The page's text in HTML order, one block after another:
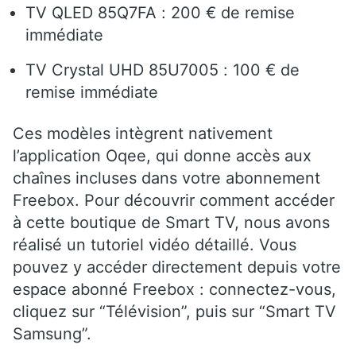
TV QLED 85Q7FA : 200 € de remise
immédiate
TV Crystal UHD 85U7005 : 100 € de
remise immédiate
Ces modèles intègrent nativement
l’application Oqee, qui donne accès aux
chaînes incluses dans votre abonnement
Freebox. Pour découvrir comment accéder
à cette boutique de Smart TV, nous avons
réalisé un tutoriel vidéo détaillé. Vous
pouvez y accéder directement depuis votre
espace abonné Freebox : connectez-vous,
cliquez sur “Télévision”, puis sur “Smart TV
Samsung”.